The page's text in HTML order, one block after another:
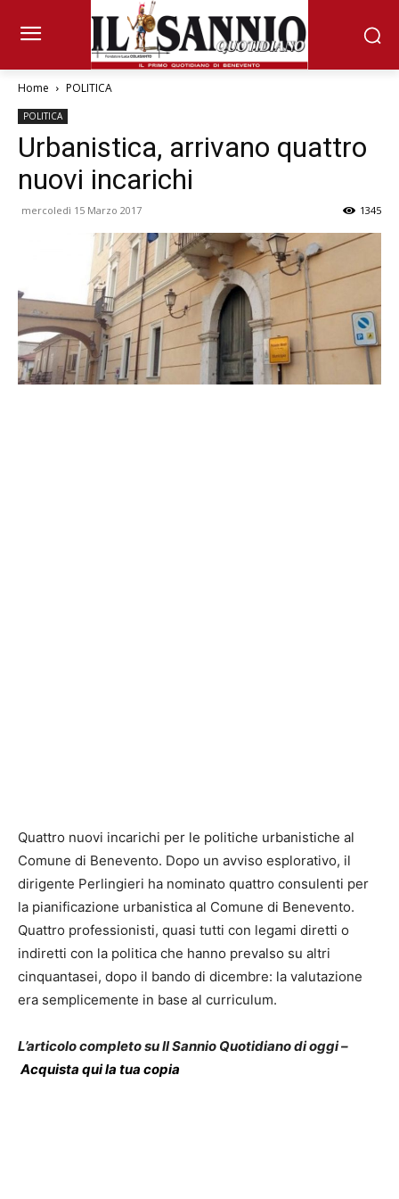
Home POLITICA
POLITICA
Urbanistica, arrivano quattro
nuovi incarichi
mercoledì 15 Marzo 2017 1345
Quattro nuovi incarichi per le politiche urbanistiche al
Comune di Benevento. Dopo un avviso esplorativo, il
dirigente Perlingieri ha nominato quattro consulenti per
la pianificazione urbanistica al Comune di Benevento.
Quattro professionisti, quasi tutti con legami diretti o
indiretti con la politica che hanno prevalso su altri
cinquantasei, dopo il bando di dicembre: la valutazione
era semplicemente in base al curriculum.
L’articolo completo su Il Sannio Quotidiano di oggi –
Acquista qui la tua copia